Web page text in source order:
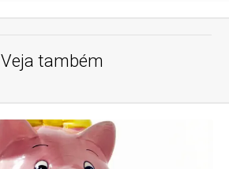
Veja também